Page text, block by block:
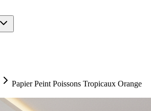
Papier Peint Poissons Tropicaux Orange